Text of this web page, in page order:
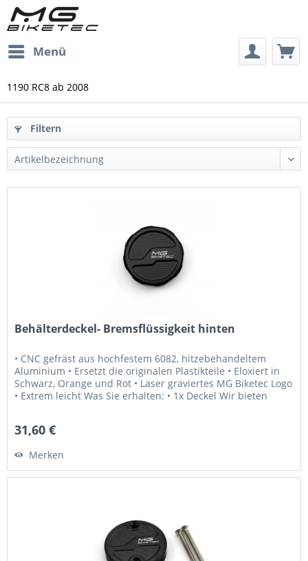
Menü
1190 RC8 ab 2008
Filtern
Behälterdeckel- Bremsflüssigkeit hinten
• CNC gefräst aus hochfestem 6082, hitzebehandeltem
Aluminium • Ersetzt die originalen Plastikteile • Eloxiert in
Schwarz, Orange und Rot • Laser graviertes MG Biketec Logo
• Extrem leicht Was Sie erhalten: • 1x Deckel Wir bieten
31,60 €
Merken